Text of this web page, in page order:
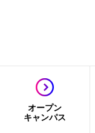
オープン
キャンパス